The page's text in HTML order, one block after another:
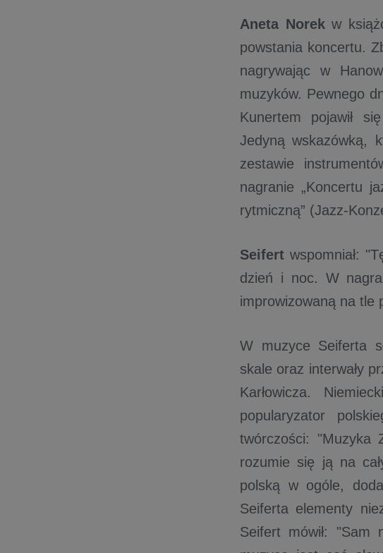
Aneta Norekw
powstania koncertu.
nagrywając w
muzyków. Pewnego
Kunertem pojawił
Jedyną wskazówką,
zestawie
nagranie „Koncertu
rytmiczną” (Jazz-
Seifert wspomniał:
dzień i noc. W
improwizowaną na tle
W muzyce Seiferta
skale oraz interwały
Karłowicza.
popularyzator
twórczości: "Muzyka
rozumie się ją na
polską w ogóle,
Seiferta elementy
Seifert mówił: